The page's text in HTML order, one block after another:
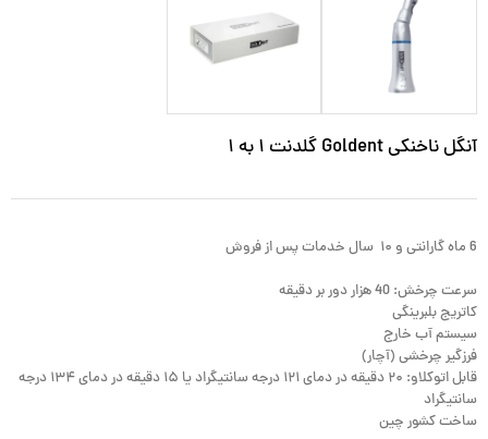
آنگل ناخنکی Goldent گلدنت ۱ به ۱
6 ماه گارانتی و ۱۰ سال خدمات پس از فروش
سرعت چرخش: 40 هزار دور بر دقیقه
کاتریج بلبرینگی
سیستم آب خارج
فرزگیر چرخشی (آچار)
قابل اتوکلاو: ۲۰ دقیقه در دمای ۱۲۱ درجه سانتیگراد یا ۱۵ دقیقه در دمای ۱۳۴ درجه
سانتیگراد
ساخت کشور چین